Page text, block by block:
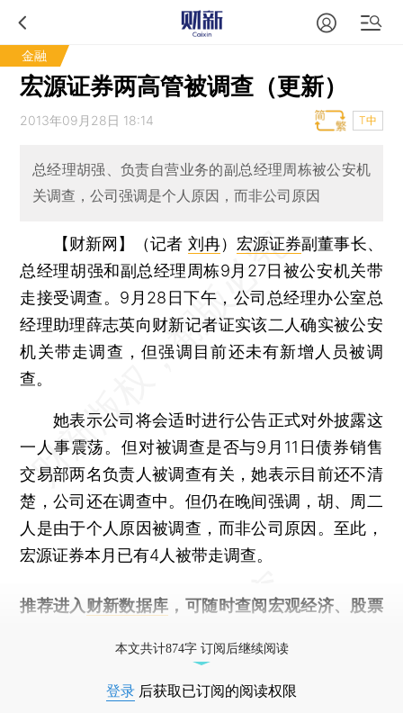
金融
宏源证券两高管被调查（更新）
2013年09月28日 18:14 T中
总经理胡强、负责自营业务的副总经理周栋被公安机
关调查，公司强调是个人原因，而非公司原因
【财新网】（记者 刘冉） 宏源证券副董事长、
总经理胡强和副总经理周栋9月27日被公安机关带
走接受调查。9月28日下午，公司总经理办公室总
经理助理薛志英向财新记者证实该二人确实被公安
机关带走调查，但强调目前还未有新增人员被调
查。
她表示公司将会适时进行公告正式对外披露这
一人事震荡。但对被调查是否与9月11日债券销售
交易部两名负责人被调查有关，她表示目前还不清
楚，公司还在调查中。但仍在晚间强调，胡、周二
人是由于个人原因被调查，而非公司原因。至此，
宏源证券本月已有4人被带走调查。
推荐进入 财新数据库 ，可随时查阅宏观经济、股票
本文共计874字 订阅后继续阅读
登录 后获取已订阅的阅读权限